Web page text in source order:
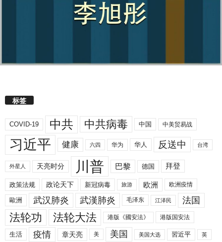
标签
COVID-19 中共 中共病毒 中国 中美贸易战
习近平 健康 六四 华为 华人 反送中 台湾
外星人 天亮时分 川普 巴黎 德国 拜登
政策法规 政论天下 新冠病毒 旅游 欧洲 欧洲疫情
歐洲 武汉肺炎 武漢肺炎 毛泽东 江泽民 法国
法轮功 法轮大法 港版《國安法》 港版国安法
生活 疫情 章天亮 美 美国 美国大选 習近平 英